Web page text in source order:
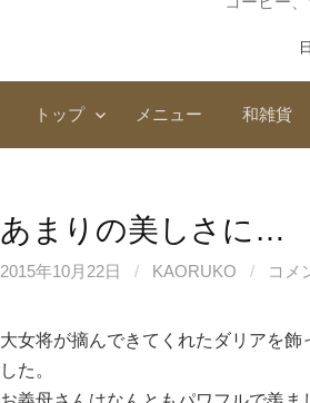
トップ メニュー 和雑貨
あまりの美しさに…
2015年10月22日 / KAORUKO / コメ
大女将が摘んできてくれたダリアを
した。